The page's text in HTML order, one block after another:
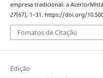
empresa tradicional: a
27(67), 1–31. https://doi.org/
Fomatos de Citação
Edição